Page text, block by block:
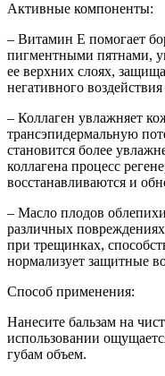
Активные компоненты:
– Витамин Е помогает
пигментными пятнами,
ее верхних слоях,
негативного
– Коллаген увлажняет
трансэпидермальную
становится более
коллагена процесс
восстанавливаются и
– Масло плодов
различных
при трещинках,
нормализует защитные
Способ применения:
Нанесите бальзам на
использовании
губам объем.